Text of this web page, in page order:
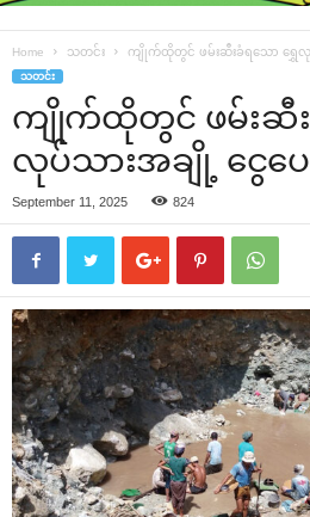
Home သတင်း ကျိုက်ထိုတွင် ဖမ်းဆီးခံရသော ရွှေလု
သတင်း
ကျိုက်ထိုတွင် ဖမ်းဆီး
လုပ်သားအချို့ ငွေပ
September 11, 2025 824